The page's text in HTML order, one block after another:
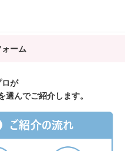
ーム
ロが
選んでご紹介します。